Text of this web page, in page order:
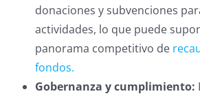
donaciones y subvenciones
actividades, lo que puede
panorama competitivo de
fondos.
Gobernanza y cumplimiento: